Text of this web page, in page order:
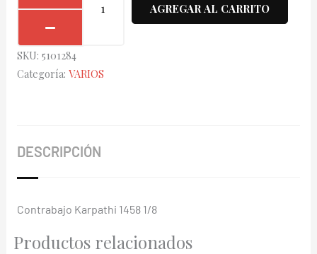
AGREGAR AL CARRITO
SKU: 5101284
Categoría: VARIOS
DESCRIPCIÓN
Contrabajo Karpathi 1458 1/8
Productos relacionados